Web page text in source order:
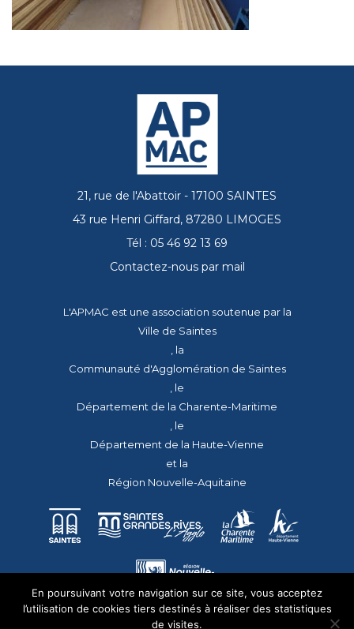
21, rue de l'Abattoir - 17100 SAINTES
43 rue Henri Giffard, 87280 LIMOGES
Tél : 05 46 92 13 69
Contactez-nous par mail
L'APMAC est une association soutenue par la
Ville de Saintes
, la
Communauté d'Agglomération de Saintes
, le
Département de la Charente-Maritime
, le
Département de la Haute-Vienne
et la
Région Nouvelle-Aquitaine
En poursuivant votre navigation sur ce site, vous acceptez
l’utilisation de cookies tiers destinés à réaliser des statistiques
de visites.